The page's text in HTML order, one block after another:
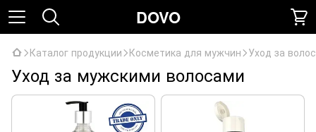
DOVO
Каталог продукции Косметика для мужчин Уход за
Уход за мужскими волосами